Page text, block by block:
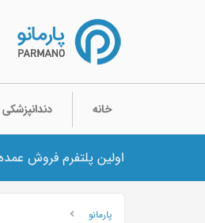
خانه دندانپزشکی
اولین پلتفرم فروش
پارمانو